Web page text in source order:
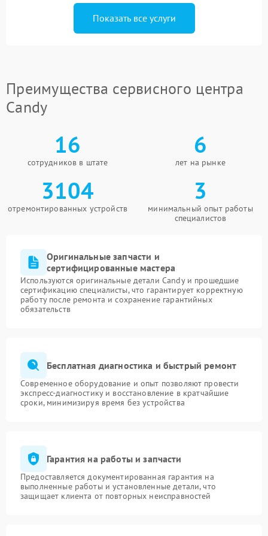
Показать все услуги
Преимущества сервисного центра
Candy
16
сотрудников в штате
6
лет на рынке
3104
отремонтированных устройств
3
минимальный опыт работы
специалистов
Оригинальные запчасти и
сертифицированные мастера
Используются оригинальные детали Candy и прошедшие
сертификацию специалисты, что гарантирует корректную
работу после ремонта и сохранение гарантийных
обязательств
Бесплатная диагностика и быстрый ремонт
Современное оборудование и опыт позволяют провести
экспресс-диагностику и восстановление в кратчайшие
сроки, минимизируя время без устройства
Гарантия на работы и запчасти
Предоставляется документированная гарантия на
выполненные работы и установленные детали, что
защищает клиента от повторных неисправностей